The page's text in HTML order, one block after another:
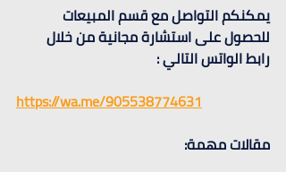
يمكنكم التواصل مع قسم المبيعات
للحصول على استشارة مجانية من خلال
رابط الواتس التالي :
https://wa.me/905538774631
مقالات مهمة: